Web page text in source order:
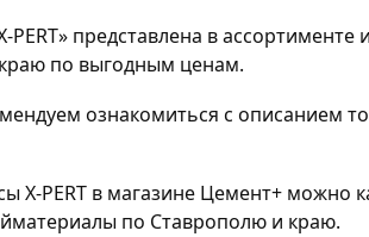
PERT» представлена в
по выгодным ценам.
ознакомиться с описанием
X-PERT в магазине Цемент+ можно
по Ставрополю и краю.